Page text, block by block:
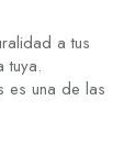
a tus
tuya.
es una de las